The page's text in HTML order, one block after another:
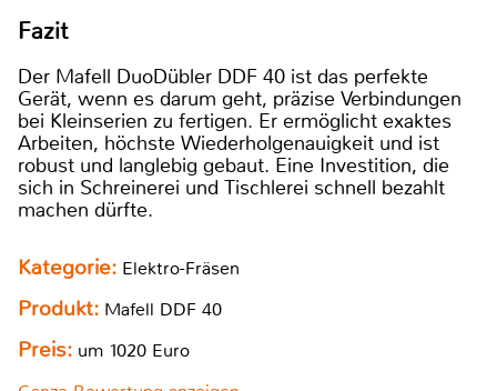
Fazit
Der Mafell DuoDübler DDF 40 ist das perfekte
Gerät, wenn es darum geht, präzise Verbindungen
bei Kleinserien zu fertigen. Er ermöglicht exaktes
Arbeiten, höchste Wiederholgenauigkeit und ist
robust und langlebig gebaut. Eine Investition, die
sich in Schreinerei und Tischlerei schnell bezahlt
machen dürfte.
Kategorie: Elektro-Fräsen
Produkt: Mafell DDF 40
Preis: um 1020 Euro